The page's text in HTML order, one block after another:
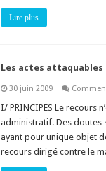
Lire plus
Les actes attaquables
30 juin 2009
I/ PRINCIPES Le recours
administratif. Des doutes
ayant pour unique objet
recours dirigé contre le